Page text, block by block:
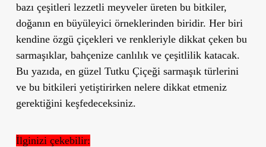
bazı çeşitleri lezzetli meyveler üreten bu bitkiler,
doğanın en büyüleyici örneklerinden biridir. Her biri
kendine özgü çiçekleri ve renkleriyle dikkat çeken bu
sarmaşıklar, bahçenize canlılık ve çeşitlilik katacak.
Bu yazıda, en güzel Tutku Çiçeği sarmaşık türlerini
ve bu bitkileri yetiştirirken nelere dikkat etmeniz
gerektiğini keşfedeceksiniz.
İlginizi çekebilir: